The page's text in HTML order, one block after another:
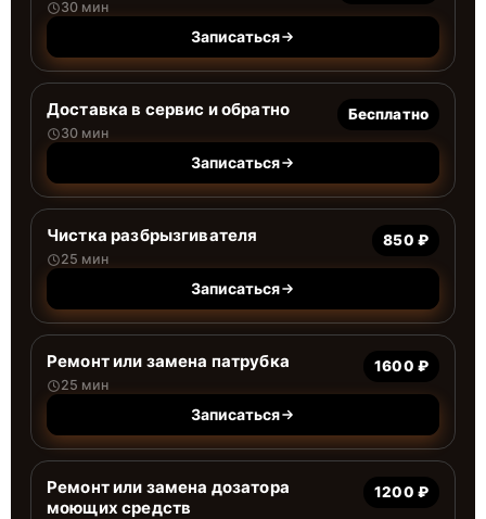
30 мин
Записаться
Доставка в сервис и обратно
30 мин
Бесплатно
Записаться
Чистка разбрызгивателя
25 мин
850 ₽
Записаться
Ремонт или замена патрубка
25 мин
1600 ₽
Записаться
Ремонт или замена дозатора
моющих средств
1200 ₽